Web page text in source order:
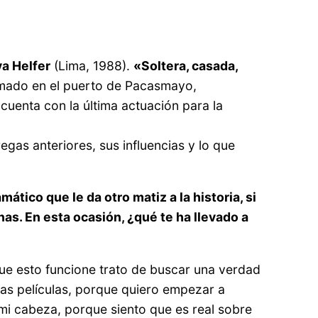
Helfer (Lima, 1988). «Soltera, casada,
en el puerto de Pacasmayo,
con la última actuación para la
anteriores, sus influencias y lo que
que le da otro matiz a la historia, si
En esta ocasión, ¿qué te ha llevado a
esto funcione trato de buscar una verdad
películas, porque quiero empezar a
cabeza, porque siento que es real sobre